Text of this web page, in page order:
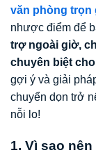
văn phòng trọn
nhược điểm để
trợ ngoài giờ,
chuyên biệt
gợi ý và giải
chuyển dọn trở
nỗi lo!
1. Vì sao